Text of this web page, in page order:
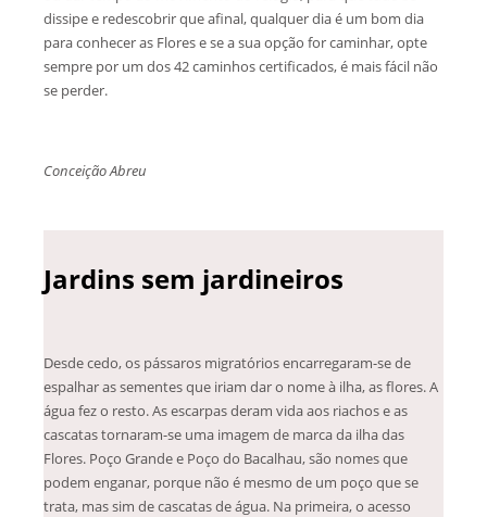
dissipe e redescobrir que afinal, qualquer dia é um bom dia
para conhecer as Flores e se a sua opção for caminhar, opte
sempre por um dos 42 caminhos certificados, é mais fácil não
se perder.
Conceição Abreu
Jardins sem jardineiros
Desde cedo, os pássaros migratórios encarregaram-se de
espalhar as sementes que iriam dar o nome à ilha, as flores. A
água fez o resto. As escarpas deram vida aos riachos e as
cascatas tornaram-se uma imagem de marca da ilha das
Flores. Poço Grande e Poço do Bacalhau, são nomes que
podem enganar, porque não é mesmo de um poço que se
trata, mas sim de cascatas de água. Na primeira, o acesso